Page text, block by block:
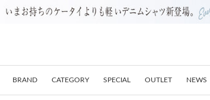
BRAND CATEGORY SPECIAL OUTLET NEWS